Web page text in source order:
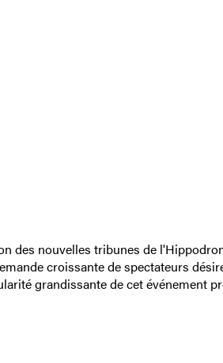
des nouvelles tribunes de
croissante de spectateurs
grandissante de cet événement